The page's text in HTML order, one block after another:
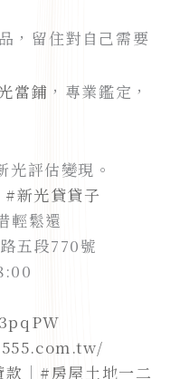
，留住對自己需要
當鋪 ，專業鑑定，
光評估變現。
#新光貸貸子
輕鬆還
五段770號
款 ｜ #房屋土地一二